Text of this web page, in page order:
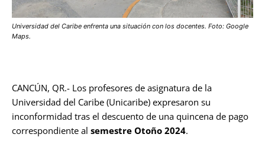
Universidad del Caribe enfrenta una situación con los docentes. Foto: Google
Maps.
CANCÚN, QR.- Los profesores de asignatura de la
Universidad del Caribe (Unicaribe) expresaron su
inconformidad tras el descuento de una quincena de pago
correspondiente al semestre Otoño 2024.